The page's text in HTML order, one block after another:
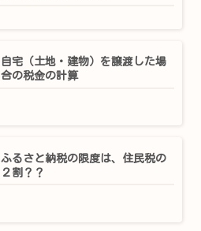
自宅（土地・建物）を譲渡した場
合の税金の計算
ふるさと納税の限度は、住民税の
２割？？